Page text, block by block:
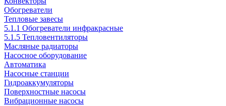
Обогреватели
Тепловые завесы
5.1.1 Обогреватели инфракрасные
5.1.5 Тепловентиляторы
Масляные радиаторы
Насосное оборудование
Автоматика
Насосные станции
Гидроаккумуляторы
Поверхностные насосы
Вибрационные насосы